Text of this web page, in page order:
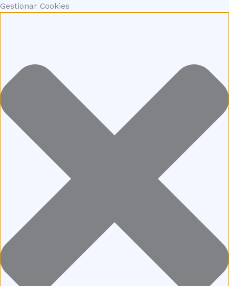
Gestionar Cookies